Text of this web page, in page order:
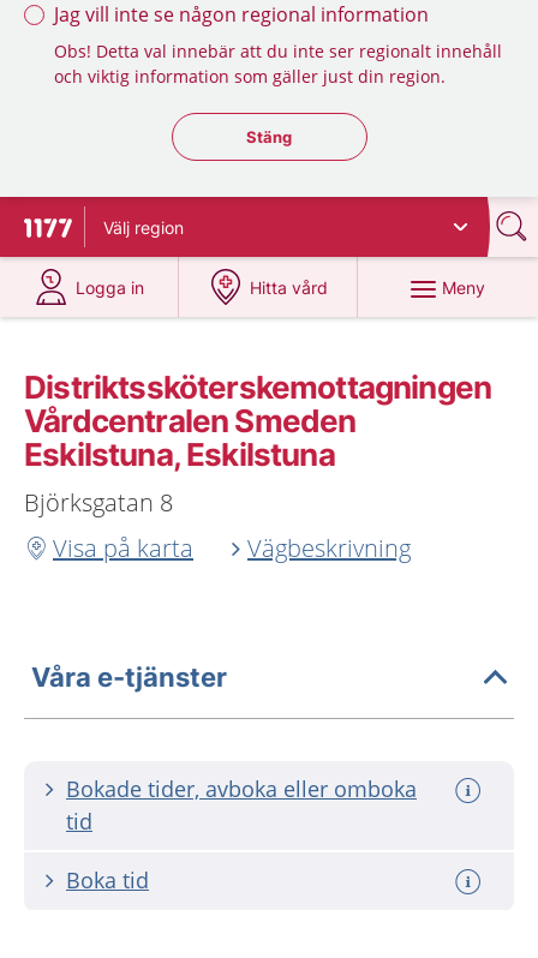
Jag vill inte se någon regional information
Obs! Detta val innebär att du inte ser regionalt innehåll
och viktig information som gäller just din region.
Stäng regionsväljaren
Stäng
Till startsidan för 1177
Välj region
Logga in
på 1177.se
Hitta vård
på 1177.se
Meny
Distriktssköterskemottagningen
Vårdcentralen Smeden
Eskilstuna, Eskilstuna
Björksgatan 8
Visa på karta
Vägbeskrivning
Våra e-tjänster
Bokade tider, avboka eller omboka
tid
Boka tid